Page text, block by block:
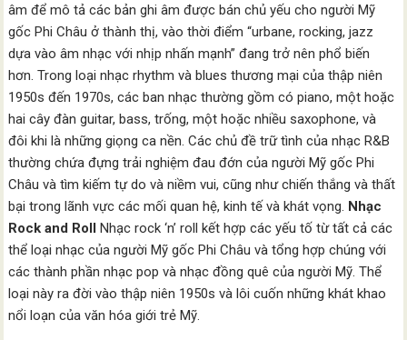
âm để mô tả các bản ghi âm được bán chủ yếu cho người Mỹ
gốc Phi Châu ở thành thị, vào thời điểm “urbane, rocking, jazz
dựa vào âm nhạc với nhịp nhấn mạnh” đang trở nên phổ biến
hơn. Trong loại nhạc rhythm và blues thương mại của thập niên
1950s đến 1970s, các ban nhạc thường gồm có piano, một hoặc
hai cây đàn guitar, bass, trống, một hoặc nhiều saxophone, và
đôi khi là những giọng ca nền. Các chủ đề trữ tình của nhạc R&B
thường chứa đựng trải nghiệm đau đớn của người Mỹ gốc Phi
Châu và tìm kiếm tự do và niềm vui, cũng như chiến thắng và thất
bại trong lãnh vực các mối quan hệ, kinh tế và khát vọng. Nhạc
Rock and Roll Nhạc rock ‘n’ roll kết hợp các yếu tố từ tất cả các
thể loại nhạc của người Mỹ gốc Phi Châu và tổng hợp chúng với
các thành phần nhạc pop và nhạc đồng quê của người Mỹ. Thể
loại này ra đời vào thập niên 1950s và lôi cuốn những khát khao
nổi loạn của văn hóa giới trẻ Mỹ.